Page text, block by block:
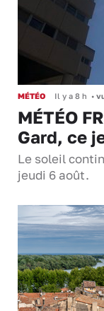
MÉTÉO Il y a 8 h •
MÉTÉO
Gard, ce
Le soleil
jeudi 6 août.